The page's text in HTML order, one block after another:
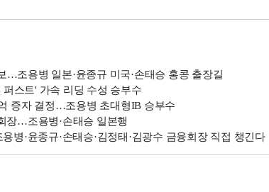
…조용병 일본·윤종규 미국·손태승 홍콩 출장길
스트' 가속 리딩 수성 승부수
증자 결정…조용병 초대형IB 승부수
장…조용병·손태승 일본행
병·윤종규·손태승·김정태·김광수 금융회장 직접 챙긴다